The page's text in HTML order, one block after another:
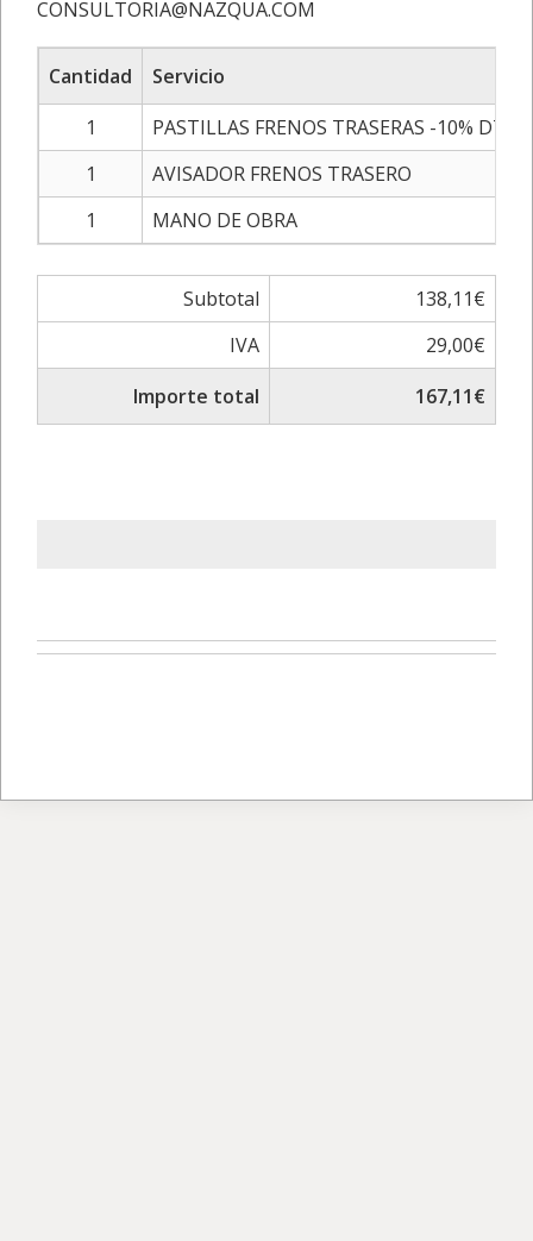
CONSULTORIA@NAZQUA.COM
Cantidad
Servicio
1
PASTILLAS FRENOS TRASERAS -10% DTO.
1
AVISADOR FRENOS TRASERO
1
MANO DE OBRA
Subtotal
138,11€
IVA
29,00€
Importe total
167,11€